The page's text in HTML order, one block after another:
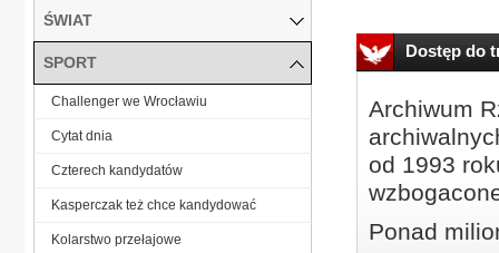
Dostęp do
Archiwum
od 1993
Ponad
ŚWIAT
SPORT
Challenger we Wrocławiu
Cytat dnia
Czterech kandydatów
Kasperczak też chce kandydować
Kolarstwo przełajowe